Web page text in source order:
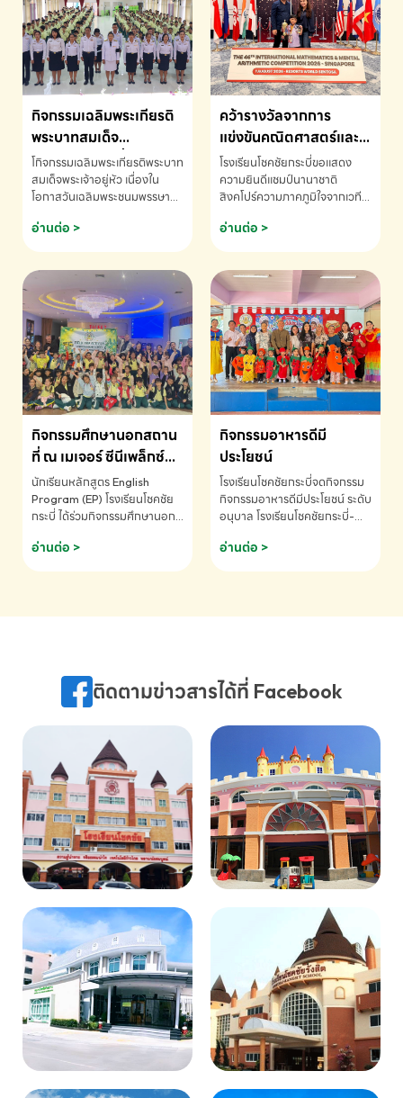
กิจกรรมเฉลิมพระเกียรติ
พระบาทสมเด็จ
พระเจ้าอยู่หัว เนื่องใน
โอกาสวันเฉลิม
พระชนมพรรษา
โกิจกรรมเฉลิมพระเกียรติพระบาท
สมเด็จพระเจ้าอยู่หัว เนื่องใน
โอกาสวันเฉลิมพระชนมพรรษา
ข้อมูลเพิ่มเติม โทร. 075-691910
อ่านต่อ >
คว้ารางวัลจากการ
แข่งขันคณิตศาสตร์และ
คณิตคิดเร็วนานาชาติ
ครั้งที่ 46 ประจำปี 2569
ณ ประเทศสิงคโปร์
โรงเรียนโชคชัยกระบี่ขอแสดง
ความยินดีแชมป์นานาชาติ
สิงคโปร์ความภาคภูมิใจจากเวที
ด.ช.พัทธนันท์ พรหมพันธ์ ชั้น
อนุบาล EP K3 โรงเรียนโชคชัย
แข่งขันคณิตศาสตร์และคณิตคิด
เร็วนานาชาติ ครั้งที่ 46 ประจำปี
2569 ณ ประเทศสิงคโปร์
INTERNATIONAL
MATHEMATICS AND
MENTAL ARITHMETIC
COMPETITION 2026 - ถ้วย
รางวัลรองชนะเลิศอันดับที่ 2
Mental Arithmetic
Competition K2 - ถ้วยรางวัล
รองชนะเลิศอันดับที่ 2 Mental
K2(Grop) โรงเรียนโชคชัยกระบี่-
สอบถามข้อมูลเพิ่มเติม โทร.
075-691910
อ่านต่อ >
กิจกรรมศึกษานอกสถาน
ที่ ณ เมเจอร์ ซีนีเพล็กซ์
ระดับประถมศึกษา (EP.1-
6)
นักเรียนหลักสูตร English
Program (EP) โรงเรียนโชคชัย
กระบี่ ได้ร่วมกิจกรรมศึกษานอก
ชมภาพยนตร์ Toy Story 5
(Soundtrack)เพื่อเสริมทักษะ
ภาษา ผ่านประสบการณ์การเรียนรู้
075-691910
อ่านต่อ >
กิจกรรมอาหารดีมี
ประโยชน์
โรงเรียนโชคชัยกระบี่จดกิจกรรม
กิจกรรมอาหารดีมีประโยชน์ ระดับ
อนุบาล โรงเรียนโชคชัยกระบี่-
075-691910
อ่านต่อ >
ติดตามข่าวสารได้ที่ Facebook